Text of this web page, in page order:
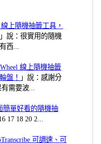
上隨機抽籤工具，
」說：很實用的隨機
西...
線上隨機抽籤
盤！
」說：感謝分
需要波...
簡單好看的隨機抽
17 18 20 2...
可調速、可